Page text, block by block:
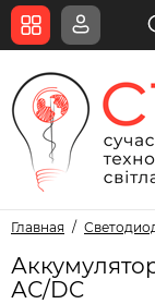
Главная
АС/DC